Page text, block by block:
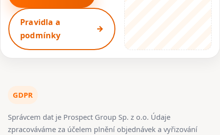
Pravidla a
podmínky
GDPR
Správcem dat je Prospect Group Sp. z o.o. Údaje
zpracováváme za účelem plnění objednávek a vyřizování